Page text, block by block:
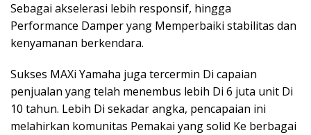
Sebagai akselerasi lebih responsif, hingga
Performance Damper yang Memperbaiki stabilitas dan
kenyamanan berkendara.
Sukses MAXi Yamaha juga tercermin Di capaian
penjualan yang telah menembus lebih Di 6 juta unit Di
10 tahun. Lebih Di sekadar angka, pencapaian ini
melahirkan komunitas Pemakai yang solid Ke berbagai